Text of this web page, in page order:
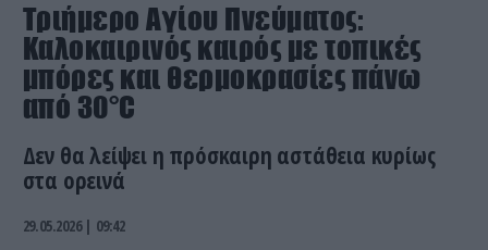
Τριήμερο Αγίου Πνεύματος:
Καλοκαιρινός καιρός με τοπικές
μπόρες και θερμοκρασίες πάνω
από 30°C
Δεν θα λείψει η πρόσκαιρη αστάθεια κυρίως
στα ορεινά
29.05.2026 | 09:42